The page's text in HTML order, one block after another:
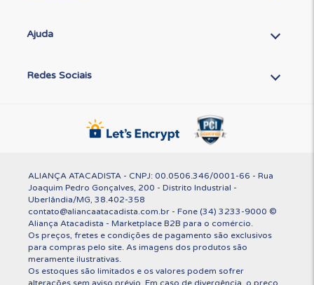
Ajuda
Redes Sociais
ALIANÇA ATACADISTA - CNPJ: 00.0506.346/0001-66 - Rua
Joaquim Pedro Gonçalves, 200 - Distrito Industrial -
Uberlândia/MG, 38.402-358
contato@aliancaatacadista.com.br - Fone (34) 3233-9000 ©
Aliança Atacadista - Marketplace B2B para o comércio.
Os preços, fretes e condições de pagamento são exclusivos
para compras pelo site. As imagens dos produtos são
meramente ilustrativas.
Os estoques são limitados e os valores podem sofrer
alterações sem aviso prévio. Em caso de divergência, o preço